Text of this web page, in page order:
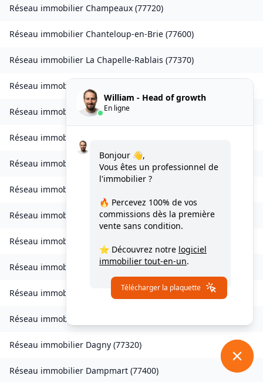
Réseau immobilier Champeaux (77720)
Réseau immobilier Chanteloup-en-Brie (77600)
Réseau immobilier La Chapelle-Rablais (77370)
Réseau immobilier
Réseau immobilierCharmentray
Réseau immobilier
Réseau immobilier Chessy( 77700)
Réseau immobilier
Réseau immobilier Compans(77290 )
Réseau immobilier
Réseau immobilier Coupvray(77700)
Réseau immobilier Courchamp(77560
Réseau immobilier
Réseau immobilier Dagny (77320)
Réseau immobilier Dampmart (77400)
William - Head of growth
En ligne
Bonjour 👋,
Vous êtes un professionnel de
l'immobilier ?
🔥 Percevez 100% de vos
commissions dès la première
vente sans condition.
⭐ Découvrez notre logiciel
immobilier tout-en-un.
Télécharger la plaquette